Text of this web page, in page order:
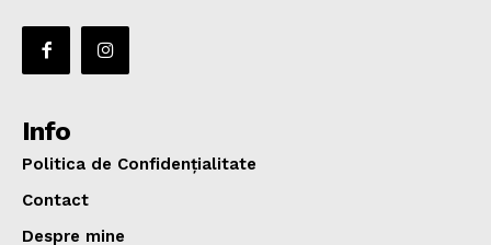
Info
Politica de Confidențialitate
Contact
Despre mine